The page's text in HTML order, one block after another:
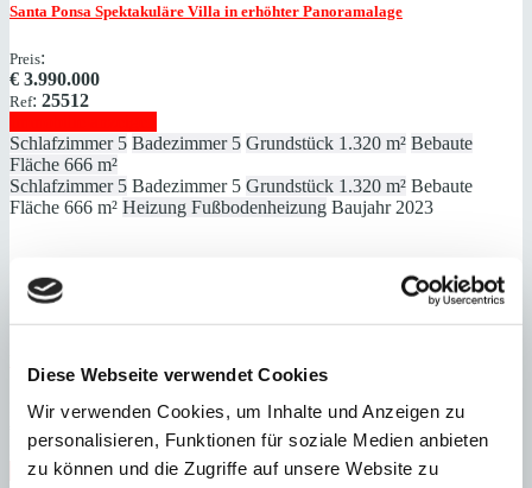
Diese Webseite verwendet Cookies
Wir verwenden Cookies, um Inhalte und Anzeigen zu
personalisieren, Funktionen für soziale Medien anbieten
zu können und die Zugriffe auf unsere Website zu
Santa Ponsa Spektakuläre Villa in erhöhter Panoramalage
Preis:
€ 3.990.000
Ref: 25512
Schlafzimmer 5 Badezimmer 5 Grundstück 1.320 m² Bebaute
Fläche 666 m²
Schlafzimmer 5 Badezimmer 5 Grundstück 1.320 m² Bebaute
Fläche 666 m² Heizung Fußbodenheizung Baujahr 2023
Preis:
Ref:20039-A
Immobilie anzeigen